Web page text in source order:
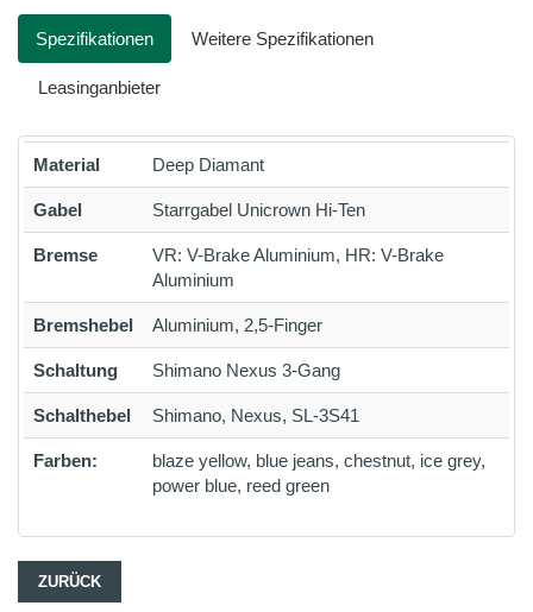
Spezifikationen Weitere Spezifikationen
Leasinganbieter
Material Deep Diamant
Gabel Starrgabel Unicrown Hi-Ten
Bremse
VR: V-Brake Aluminium, HR: V-Brake
Aluminium
Bremshebel Aluminium, 2,5-Finger
Schaltung Shimano Nexus 3-Gang
Schalthebel Shimano, Nexus, SL-3S41
Farben:
blaze yellow, blue jeans, chestnut, ice grey,
power blue, reed green
ZURÜCK